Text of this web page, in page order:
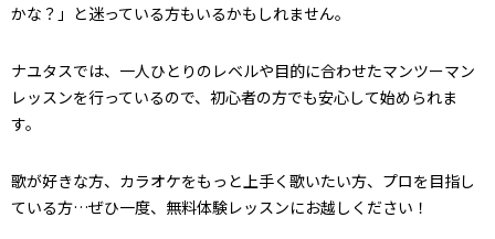
かな？」と迷っている方もいるかもしれません。
ナユタスでは、一人ひとりのレベルや目的に合わせたマンツーマン
レッスンを行っているので、初心者の方でも安心して始められま
す。
歌が好きな方、カラオケをもっと上手く歌いたい方、プロを目指し
ている方…ぜひ一度、無料体験レッスンにお越しください！